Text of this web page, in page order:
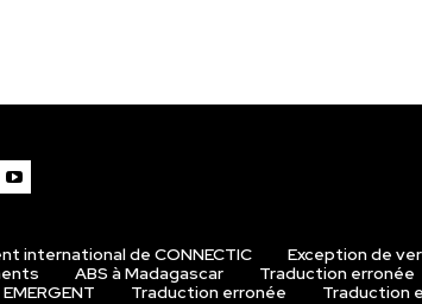
international de CONNECTIC
Exception de
ABS à Madagascar
Traduction erronée
Traduction erronée
Traduction